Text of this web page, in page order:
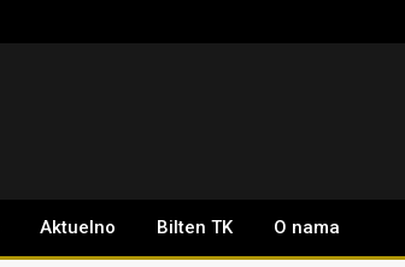
Aktuelno Bilten TK O nama